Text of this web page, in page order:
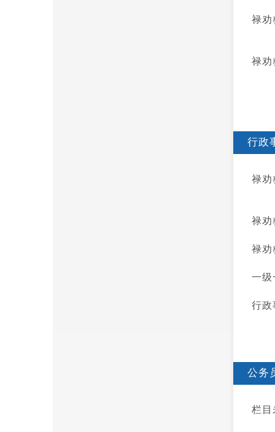
禄劝
禄劝
行政
禄劝
禄劝
禄劝
一级
行政
公务
栏目